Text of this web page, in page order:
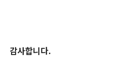
감사합니다.